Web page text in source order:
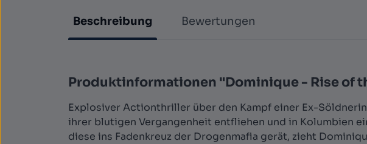
Beschreibung Bewertungen
Produktinformationen "Dominique - Rise of
Explosiver Actionthriller über den Kampf einer Ex-
ihrer blutigen Vergangenheit entfliehen und in Kolumbien
diese ins Fadenkreuz der Drogenmafia gerät, zieht